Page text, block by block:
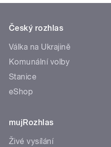
Český rozhlas
Válka na Ukrajině
Komunální volby
Stanice
eShop
mujRozhlas
Živé vysílání